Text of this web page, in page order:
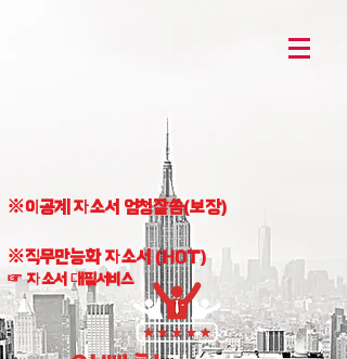
※이공계 자소서 엄청잘씀(보장)
※직무만능화 자소서 (HOT)
☞ 자소서 대필서비스